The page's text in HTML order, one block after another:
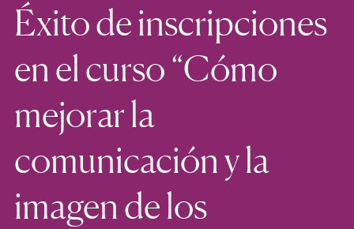
Éxito de inscripciones
en el curso “Cómo
mejorar la
comunicación y la
imagen de los